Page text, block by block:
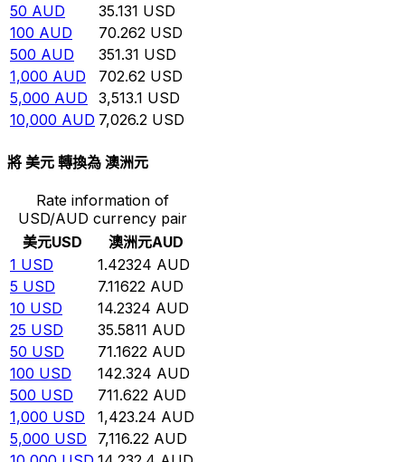
50 AUD 35.131 USD
100 AUD 70.262 USD
500 AUD 351.31 USD
1,000 AUD 702.62 USD
5,000 AUD 3,513.1 USD
10,000 AUD 7,026.2 USD
將 美元 轉換為 澳洲元
Rate information of
USD/AUD currency pair
美元USD 澳洲元AUD
1 USD 1.42324 AUD
5 USD 7.11622 AUD
10 USD 14.2324 AUD
25 USD 35.5811 AUD
50 USD 71.1622 AUD
100 USD 142.324 AUD
500 USD 711.622 AUD
1,000 USD 1,423.24 AUD
5,000 USD 7,116.22 AUD